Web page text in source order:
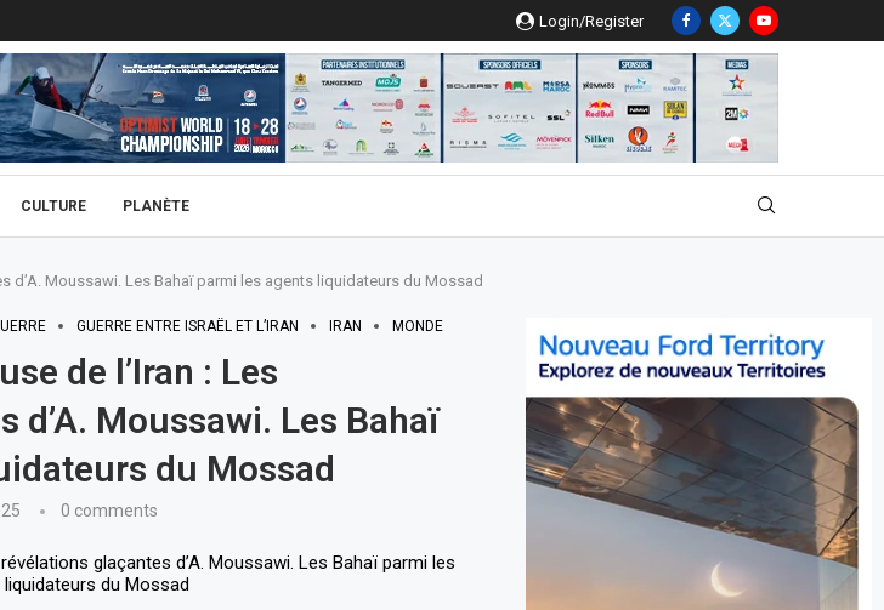
Login/Register
CULTURE PLANÈTE
d’A. Moussawi. Les Bahaï parmi les agents liquidateurs du Mossad
GUERRE ENTRE ISRAËL ET L’IRAN IRAN MONDE
de l’Iran : Les
d’A. Moussawi. Les Bahaï
du Mossad
0 comments